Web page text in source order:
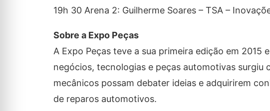
19h 30 Arena 2: Guilherme Soares – TSA –
Sobre a Expo Peças
A Expo Peças teve a sua primeira edição em 2015
negócios, tecnologias e peças automotivas
mecânicos possam debater ideias e adquirirem
de reparos automotivos.